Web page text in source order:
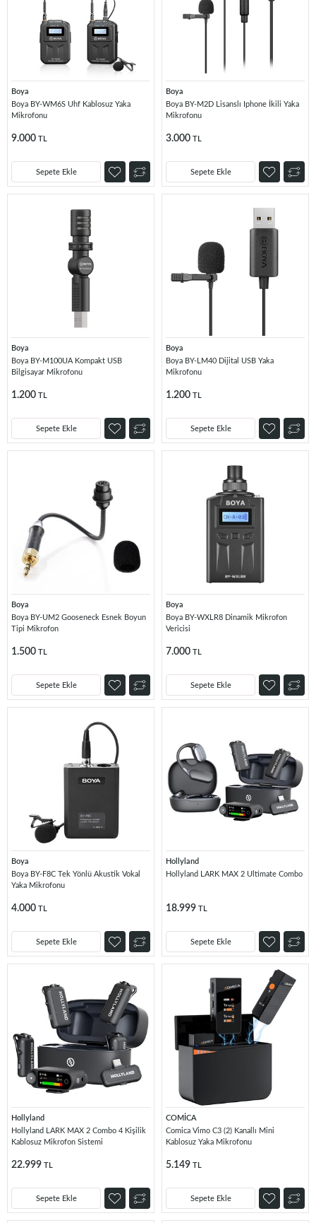
Boya
Boya BY-WM6S Uhf Kablosuz Yaka
Mikrofonu
9.000 TL
Sepete Ekle
Boya
Boya BY-M2D Lisanslı Iphone İkili Yaka
Mikrofonu
3.000 TL
Sepete Ekle
Boya
Boya BY-M100UA Kompakt USB
Bilgisayar Mikrofonu
1.200 TL
Sepete Ekle
Boya
Boya BY-LM40 Dijital USB Yaka
Mikrofonu
1.200 TL
Sepete Ekle
Boya
Boya BY-UM2 Gooseneck Esnek Boyun
Tipi Mikrofon
1.500 TL
Sepete Ekle
Boya
Boya BY-WXLR8 Dinamik Mikrofon
Vericisi
7.000 TL
Sepete Ekle
Boya
Boya BY-F8C Tek Yönlü Akustik Vokal
Yaka Mikrofonu
4.000 TL
Sepete Ekle
Hollyland
Hollyland LARK MAX 2 Ultimate Combo
18.999 TL
Sepete Ekle
Hollyland
Hollyland LARK MAX 2 Combo 4 Kişilik
Kablosuz Mikrofon Sistemi
22.999 TL
Sepete Ekle
COMİCA
Comica Vimo C3 (2) Kanallı Mini
Kablosuz Yaka Mikrofonu
5.149 TL
Sepete Ekle